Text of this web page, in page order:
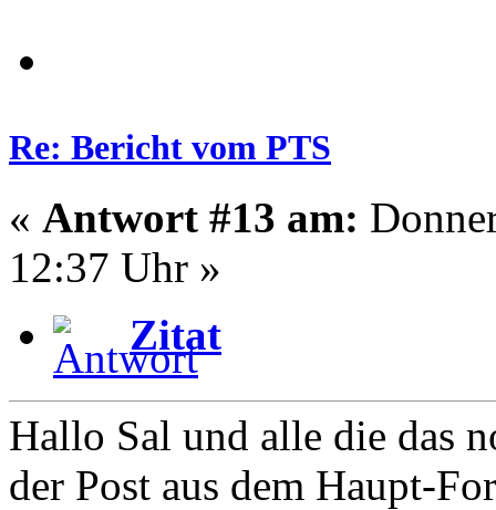
Re: Bericht vom PTS
« Antwort #13 am:
12:37 Uhr »
Zitat
Hallo Sal und alle die das
der Post aus dem Haupt-